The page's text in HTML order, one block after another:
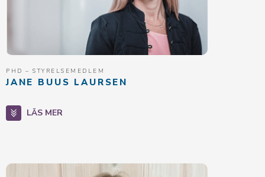
PHD – STYRELSEMEDLEM
JANE BUUS LAURSEN
LÄS MER